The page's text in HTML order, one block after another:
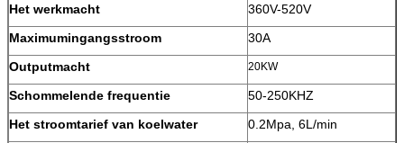
Het werkmacht
360V-520V
Maximumingangsstroom
30A
Outputmacht
20KW
Schommelende frequentie
50-250KHZ
Het stroomtarief van koelwater
0.2Mpa, 6L/min